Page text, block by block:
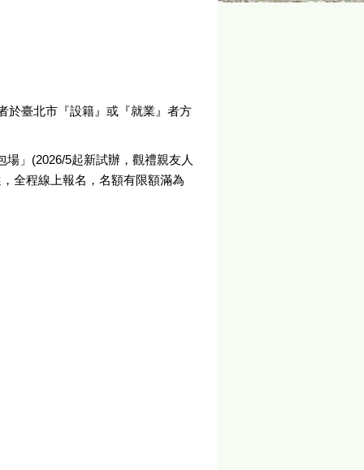
於臺北市『設籍』或『就業』者方
」(2026/5起新試辦，觀禮親友人
全程線上報名，名額有限額滿為